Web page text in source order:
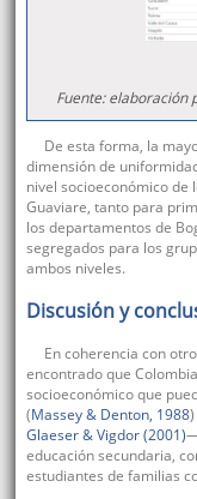
Fuente: elaboración
De esta forma, la
dimensión de
nivel socioeconómico de
Guaviare, tanto para
los departamentos de
segregados para los
ambos niveles.
Discusión y
En coherencia con
encontrado que
socioeconómico que
(Massey & Denton, 1988
Glaeser & Vigdor (2001)
educación secundaria,
estudiantes de familias